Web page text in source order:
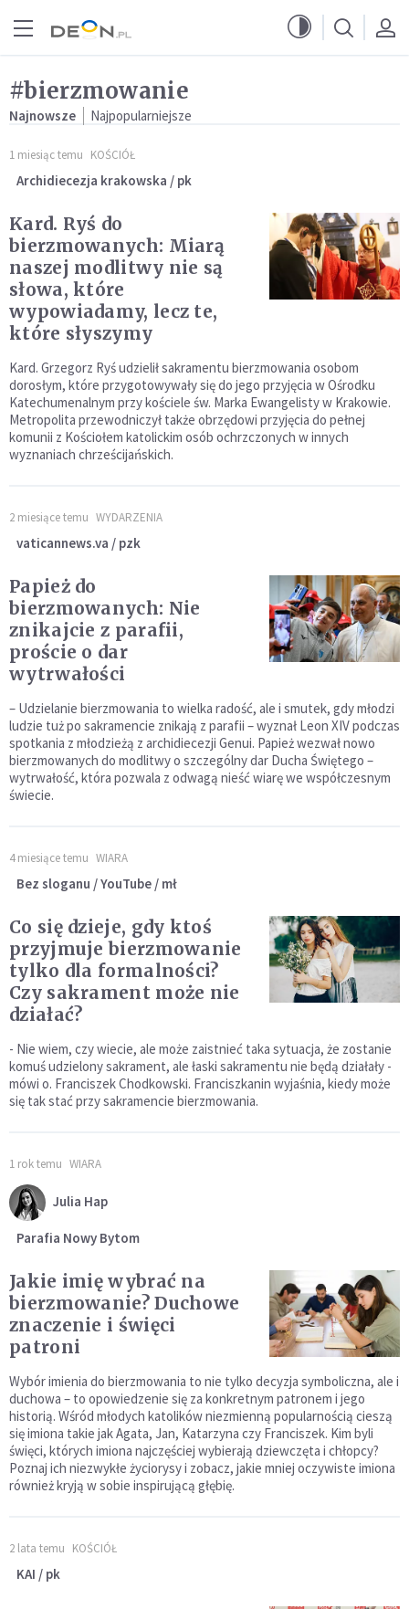
#bierzmowanie
Najnowsze Najpopularniejsze
1 miesiąc temu KOŚCIÓŁ
Archidiecezja krakowska / pk
Kard. Ryś do
bierzmowanych: Miarą
naszej modlitwy nie są
słowa, które
wypowiadamy, lecz te,
które słyszymy
Kard. Grzegorz Ryś udzielił sakramentu bierzmowania osobom
dorosłym, które przygotowywały się do jego przyjęcia w Ośrodku
Katechumenalnym przy kościele św. Marka Ewangelisty w Krakowie.
Metropolita przewodniczył także obrzędowi przyjęcia do pełnej
komunii z Kościołem katolickim osób ochrzczonych w innych
wyznaniach chrześcijańskich.
2 miesiące temu WYDARZENIA
vaticannews.va / pzk
Papież do
bierzmowanych: Nie
znikajcie z parafii,
proście o dar
wytrwałości
– Udzielanie bierzmowania to wielka radość, ale i smutek, gdy młodzi
ludzie tuż po sakramencie znikają z parafii – wyznał Leon XIV podczas
spotkania z młodzieżą z archidiecezji Genui. Papież wezwał nowo
bierzmowanych do modlitwy o szczególny dar Ducha Świętego –
wytrwałość, która pozwala z odwagą nieść wiarę we współczesnym
świecie.
4 miesiące temu WIARA
Bez sloganu / YouTube / mł
Co się dzieje, gdy ktoś
przyjmuje bierzmowanie
tylko dla formalności?
Czy sakrament może nie
działać?
- Nie wiem, czy wiecie, ale może zaistnieć taka sytuacja, że zostanie
komuś udzielony sakrament, ale łaski sakramentu nie będą działały -
mówi o. Franciszek Chodkowski. Franciszkanin wyjaśnia, kiedy może
się tak stać przy sakramencie bierzmowania.
1 rok temu WIARA
Julia Hap
Parafia Nowy Bytom
Jakie imię wybrać na
bierzmowanie? Duchowe
znaczenie i święci
patroni
Wybór imienia do bierzmowania to nie tylko decyzja symboliczna, ale i
duchowa – to opowiedzenie się za konkretnym patronem i jego
historią. Wśród młodych katolików niezmienną popularnością cieszą
się imiona takie jak Agata, Jan, Katarzyna czy Franciszek. Kim byli
święci, których imiona najczęściej wybierają dziewczęta i chłopcy?
Poznaj ich niezwykłe życiorysy i zobacz, jakie mniej oczywiste imiona
również kryją w sobie inspirującą głębię.
2 lata temu KOŚCIÓŁ
KAI / pk